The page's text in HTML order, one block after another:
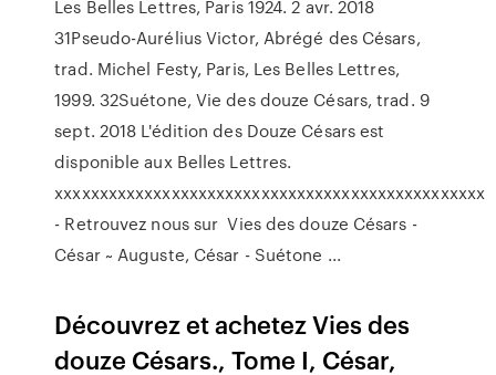
Les Belles Lettres, Paris 1924. 2 avr. 2018
31Pseudo-Aurélius Victor, Abrégé des Césars,
trad. Michel Festy, Paris, Les Belles Lettres,
1999. 32Suétone, Vie des douze Césars, trad. 9
sept. 2018 L'édition des Douze Césars est
disponible aux Belles Lettres.
xxxxxxxxxxxxxxxxxxxxxxxxxxxxxxxxxxxxxxxxxxxxxxxx
- Retrouvez nous sur Vies des douze Césars -
César ~ Auguste, César - Suétone ...
Découvrez et achetez Vies des
douze Césars., Tome I, César,